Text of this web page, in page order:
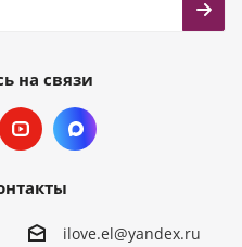
на связи
ilove.el@yandex.ru